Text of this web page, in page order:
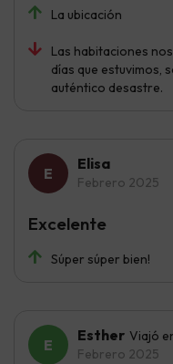
La ubicación
Las habitaciones
días que estuvimos,
auténtico desastre.
Elisa
Febrero 2025
Súper súper bien!
Excelente
Esther Viajó
Febrero 2025